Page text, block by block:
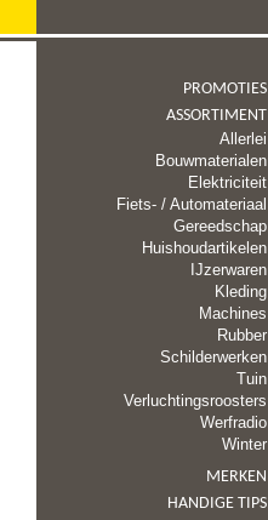
PROMOTIES
ASSORTIMENT
Allerlei
Bouwmaterialen
Elektriciteit
Fiets- / Automateriaal
Gereedschap
Huishoudartikelen
IJzerwaren
Kleding
Machines
Rubber
Schilderwerken
Tuin
Verluchtingsroosters
Werfradio
Winter
MERKEN
HANDIGE TIPS